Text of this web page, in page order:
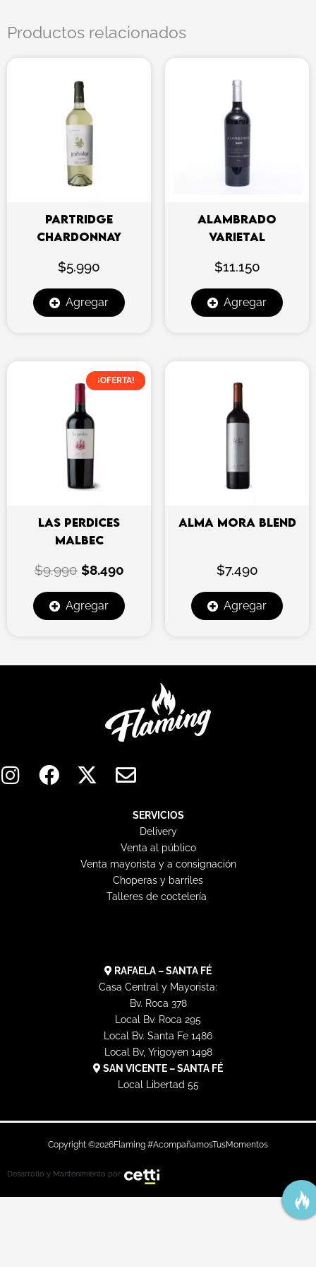
Productos relacionados
PARTRIDGE
CHARDONNAY
$5.990
Agregar
ALAMBRADO
VARIETAL
$11.150
Agregar
¡OFERTA!
LAS PERDICES
MALBEC
$9.990
El
precio
original
era:
$9.990.
$8.490
El
precio
Agregar
ALMA MORA BLEND
$7.490
Agregar
n
a
-
t
n
e
l
o
p
e
SERVICIOS
Delivery
Venta al público
Venta mayorista y a consignación
Choperas y barriles
Talleres de coctelería
RAFAELA – SANTA FÉ
Casa Central y Mayorista:
Bv. Roca 378
Local Bv. Roca 295
Local Bv. Santa Fe 1486
Local Bv, Yrigoyen 1498
SAN VICENTE – SANTA FÉ
Local Libertad 55
Copyright ©2026Flaming #AcompañamosTusMomentos
Desarrollo y Mantenimiento por: